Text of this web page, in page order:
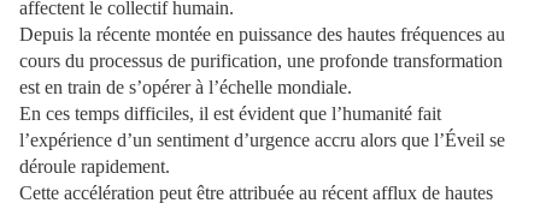
affectent le collectif humain.
Depuis la récente montée en puissance des hautes fréquences au
cours du processus de purification, une profonde transformation
est en train de s’opérer à l’échelle mondiale.
En ces temps difficiles, il est évident que l’humanité fait
l’expérience d’un sentiment d’urgence accru alors que l’Éveil se
déroule rapidement.
Cette accélération peut être attribuée au récent afflux de hautes